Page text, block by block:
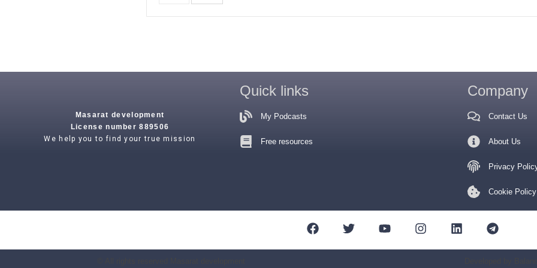
Masarat development
License number 889506
We help you to find your true mission
Quick links
My Podcasts
Free resources
Company
Contact Us
About Us
Privacy
Cookie Policy